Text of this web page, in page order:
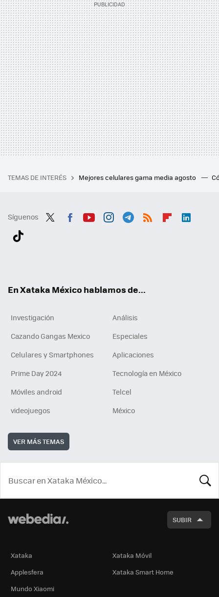
TEMAS DE INTERÉS Mejores celulares gama media agosto
Síguenos
En Xataka México hablamos de...
Investigación
Análisis
Cazando Gangas Mexico
Especiales
Celulares y Smartphones
Aplicaciones
Prime Day 2024
Tecnología en México
Móviles android
Telcel
videojuegos
México
VER MÁS TEMAS
SUBIR
Xataka
Xataka Móvil
Applesfera
Xataka Smart Home
Mundo Xiaomi